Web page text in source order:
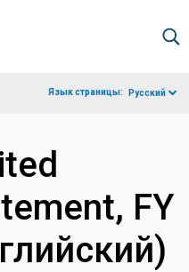
Язык страницы: Русский
FY